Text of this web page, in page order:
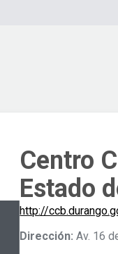
Centro
Estado
http://
Dirección: Av. 16